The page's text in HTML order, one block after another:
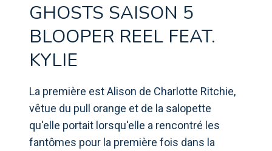
GHOSTS SAISON 5
BLOOPER REEL FEAT.
KYLIE
La première est Alison de Charlotte Ritchie,
vêtue du pull orange et de la salopette
qu'elle portait lorsqu'elle a rencontré les
fantômes pour la première fois dans la